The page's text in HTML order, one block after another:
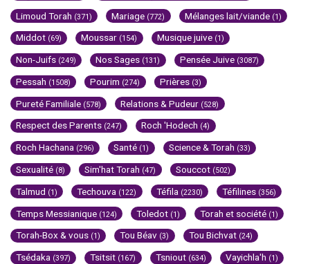
Limoud Torah (371) Mariage (772) Mélanges lait/viande (1)
Middot (69) Moussar (154) Musique juive (1)
Non-Juifs (249) Nos Sages (131) Pensée Juive (3087)
Pessah (1508) Pourim (274) Prières (3)
Pureté Familiale (578) Relations & Pudeur (528)
Respect des Parents (247) Roch 'Hodech (4)
Roch Hachana (296) Santé (1) Science & Torah (33)
Sexualité (8) Sim'hat Torah (47) Souccot (502)
Talmud (1) Techouva (122) Téfila (2230) Téfilines (356)
Temps Messianique (124) Toledot (1) Torah et société (1)
Torah-Box & vous (1) Tou Béav (3) Tou Bichvat (24)
Tsédaka (397) Tsitsit (167) Tsniout (634) Vayichla'h (1)